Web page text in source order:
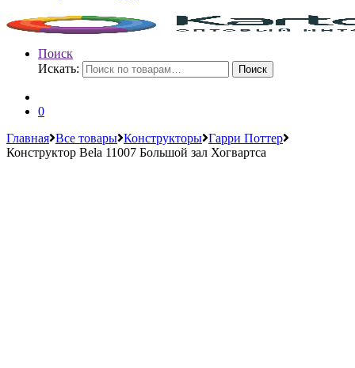
Поиск
Искать:
Поиск
0
Главная Все товары Конструкторы Гарри Поттер
Конструктор Bela 11007 Большой зал Хогвартса